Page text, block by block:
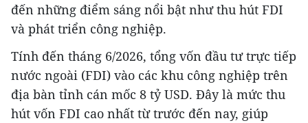
đến những điểm sáng nổi bật như thu hút FDI
và phát triển công nghiệp.
Tính đến tháng 6/2026, tổng vốn đầu tư trực tiếp
nước ngoài (FDI) vào các khu công nghiệp trên
địa bàn tỉnh cán mốc 8 tỷ USD. Đây là mức thu
hút vốn FDI cao nhất từ trước đến nay, giúp